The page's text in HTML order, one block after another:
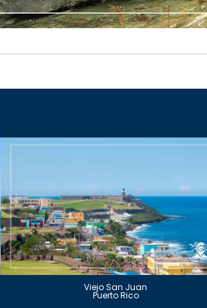
Viejo San Juan
Puerto Rico